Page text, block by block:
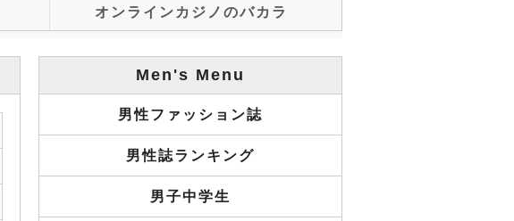
オンラインカジノのバカラ
Men's Menu
男性ファッション誌
男性誌ランキング
男子中学生